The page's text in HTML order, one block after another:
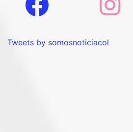
Tweets by somosnoticiacol